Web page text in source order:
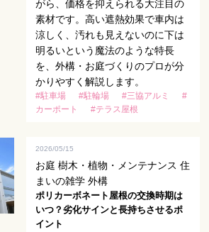
がら、価格を抑えられる大注目の
素材です。高い遮熱効果で車内は
涼しく、汚れも見えないのに下は
明るいという魔法のような特長
を、外構・お庭づくりのプロが分
かりやすく解説します。
#駐車場 #駐輪場 #三協アルミ
#
カーポート
#テラス屋根
2026/05/15
お庭 樹木・植物・メンテナンス 住
まいの雑学 外構
ポリカーボネート屋根の交換時期は
いつ？劣化サインと長持ちさせるポ
イント